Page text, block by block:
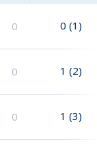
0 0 (1)
0 1 (2)
0 1 (3)